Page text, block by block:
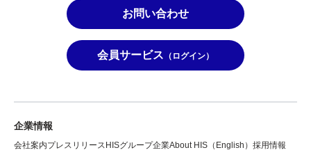
お問い合わせ
会員サービス （ログイン）
企業情報
会社案内プレスリリースHISグループ企業About HIS（English） 採用情報